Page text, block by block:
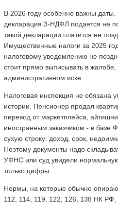
В 2026 году особенно важны
декларация 3-НДФЛ подается не
такой декларации платится не
Имущественные налоги за 2025
налоговому уведомлению не
стоит прямо выписывать в жалобе,
административном иске.
Налоговая инспекция не обязана
истории. Пенсионер продал
перевод от маркетплейса,
иностранным заказчиком - в базе
сухую строку: доход, срок,
Поэтому документы надо
УФНС или суд увидели
только цифры.
Нормы, на которые обычно
112, 114, 119, 122, 126, 138 НК